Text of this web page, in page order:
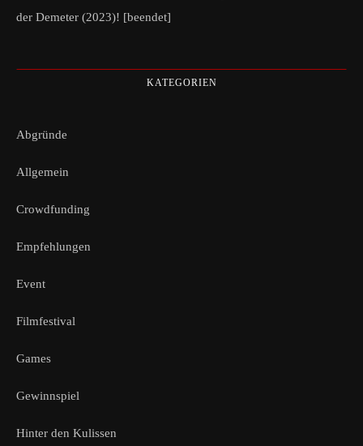
der Demeter (2023)! [beendet]
KATEGORIEN
Abgründe
Allgemein
Crowdfunding
Empfehlungen
Event
Filmfestival
Games
Gewinnspiel
Hinter den Kulissen